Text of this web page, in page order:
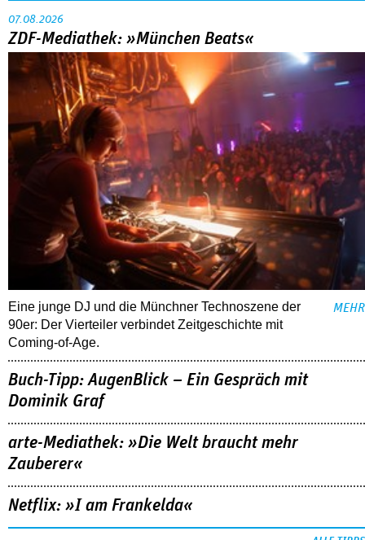
07.08.2026
ZDF-Mediathek: »München Beats«
Eine junge DJ und die Münchner Technoszene der
90er: Der Vierteiler verbindet Zeitgeschichte mit
Coming-of-Age.
MEHR
Buch-Tipp: AugenBlick – Ein Gespräch mit
Dominik Graf
arte-Mediathek: »Die Welt braucht mehr
Zauberer«
Netflix: »I am Frankelda«